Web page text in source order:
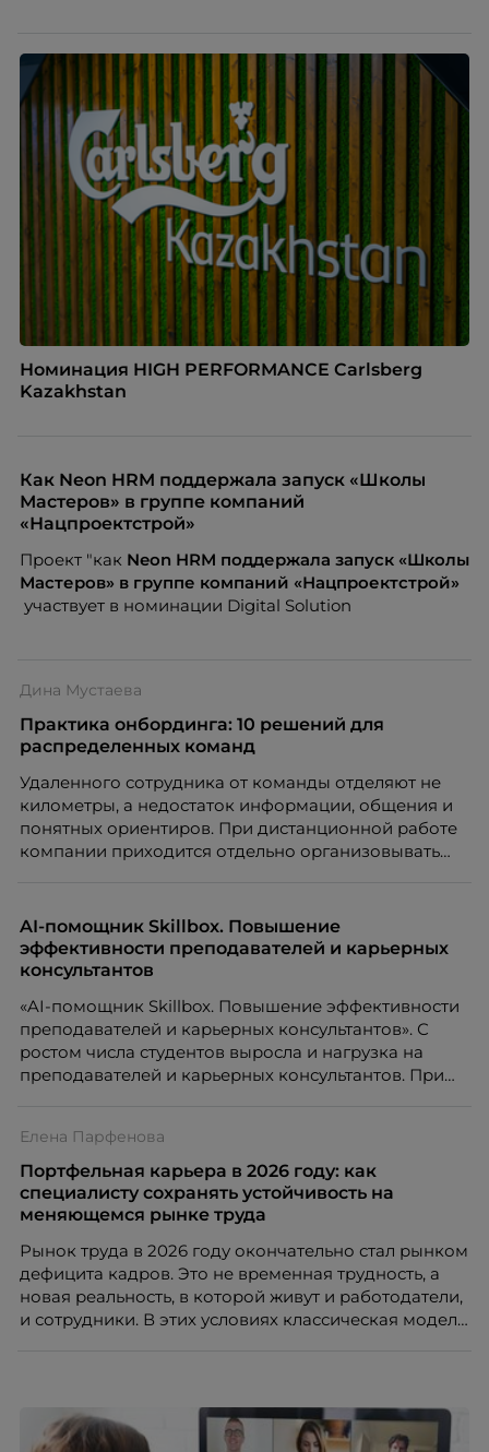
Номинация HIGH PERFORMANCE Carlsberg
Kazakhstan
Как Neon HRM поддержала запуск «Школы
Мастеров» в группе компаний
«Нацпроектстрой»
Проект "как Neon HRM поддержала запуск «Школы
Мастеров» в группе компаний «Нацпроектстрой»
участвует в номинации Digital Solution
Дина Мустаева
Практика онбординга: 10 решений для
распределенных команд
Удаленного сотрудника от команды отделяют не
километры, а недостаток информации, общения и
понятных ориентиров. При дистанционной работе
компании приходится отдельно организовывать
по работе с персоналом Инфомаксимум,
рассказывает, как выстроить адаптацию
распределенной команды без лишнего контроля и
AI-помощник Skillbox. Повышение
эффективности преподавателей и карьерных
консультантов
«AI-помощник Skillbox. Повышение эффективности
преподавателей и карьерных консультантов». С
ростом числа студентов выросла и нагрузка на
преподавателей и карьерных консультантов. При
повысить эффективность сотрудников, ускорить
процессы, сохранить качество поддержки и
масштабироваться без роста команды. Так и
появился AI-помощник, встроенный в платформу
Елена Парфенова
Портфельная карьера в 2026 году: как
специалисту сохранять устойчивость на
меняющемся рынке труда
Рынок труда в 2026 году окончательно стал рынком
дефицита кадров. Это не временная трудность, а
новая реальность, в которой живут и работодатели,
и сотрудники. В этих условиях классическая модель
профессиональных опор, которая даёт специалисту
устойчивость, гибкость и возможности для роста.